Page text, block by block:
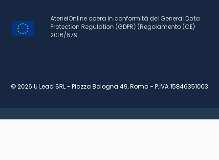
AteneiOnline opera in conformità del General Data
Protection Regulation (GDPR) (Regolamento (CE)
2016/679.
© 2026 U Lead SRL - Piazza Bologna 49, Roma - P.IVA 15846351003